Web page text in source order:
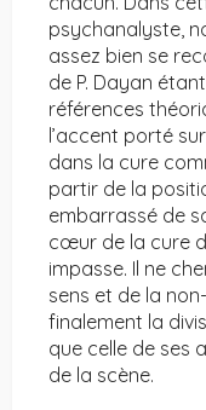
psychanalyste,
assez bien se
de P. Dayan
références
l’accent porté
dans la cure
partir de la
embarrassé de
cœur de la cure
impasse. Il ne
sens et de la
finalement la
que celle de ses
de la scène.